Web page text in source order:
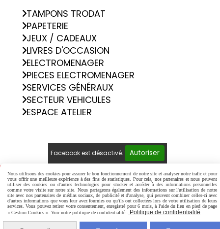
TAMPONS TRODAT
PAPETERIE
JEUX / CADEAUX
LIVRES D'OCCASION
ELECTROMENAGER
PIECES ELECTROMENAGER
SERVICES GÉNÉRAUX
SECTEUR VEHICULES
ESPACE ATELIER
Facebook est désactivé. Autoriser
Mentions Légales
Conditions générales de vente
Politique de confidentialité
Gestion cookies
Mon Compte
Créer un site internet
Nous utilisons des cookies pour assurer le bon fonctionnement de notre site et analyser notre trafic et pour
vous offrir une meilleure expérience à des fins de statistiques. Pour cela, nos partenaires et nous peuvent
utiliser des cookies ou d'autres technologies pour stocker et accéder à des informations personnelles
comme votre visite sur notre site. Nous partageons également des informations sur l'utilisation de notre
site avec nos partenaires de médias sociaux, de publicité et d'analyse, qui peuvent combiner celles-ci avec
d'autres informations que vous leur avez fournies ou qu'ils ont collectées lors de votre utilisation de leurs
services. Vous pouvez retirer votre consentement, enregistré pour 6 mois, à l'aide du lien en pied de page
« Gestion Cookies ». Voir notre politique de confidentialité : Politique de confidentialité